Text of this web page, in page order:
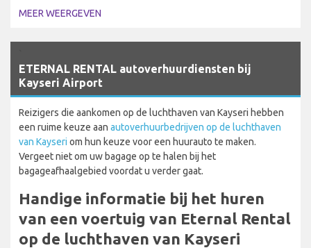
MEER WEERGEVEN
ETERNAL RENTAL autoverhuurdiensten bij
Kayseri Airport
Reizigers die aankomen op de luchthaven van Kayseri hebben
een ruime keuze aan autoverhuurbedrijven op de luchthaven
van Kayseri om hun keuze voor een huurauto te maken.
Vergeet niet om uw bagage op te halen bij het
bagageafhaalgebied voordat u verder gaat.
Handige informatie bij het huren
van een voertuig van Eternal Rental
op de luchthaven van Kayseri